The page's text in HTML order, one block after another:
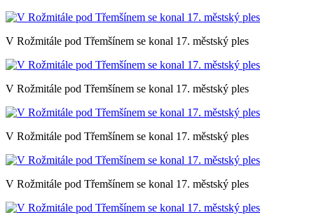
V Rožmitále pod Třemšínem se konal 17. městský ples
V Rožmitále pod Třemšínem se konal 17. městský ples
V Rožmitále pod Třemšínem se konal 17. městský ples
V Rožmitále pod Třemšínem se konal 17. městský ples